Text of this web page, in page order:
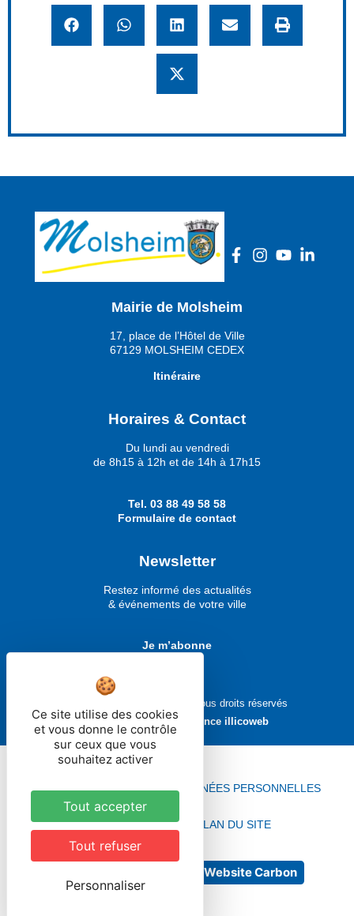
Mairie de Molsheim
17, place de l’Hôtel de Ville
67129 MOLSHEIM CEDEX
Itinéraire
Horaires & Contact
Du lundi au vendredi
de 8h15 à 12h et de 14h à 17h15
Tel. 03 88 49 58 58
Formulaire de contact
Newsletter
Restez informé des actualités
& événements de votre ville
Je m’abonne
Ville de Molsheim © 2026 - Tous droits réservés
Réalisé avec ❤ par
l'agence illicoweb
MENTIONS LÉGALES DONNÉES PERSONNELLES
ACCESSIBILITÉ PLAN DU SITE
Website Carbon
Ce site utilise des cookies
et vous donne le contrôle
sur ceux que vous
souhaitez activer
Tout accepter
Tout refuser
Personnaliser